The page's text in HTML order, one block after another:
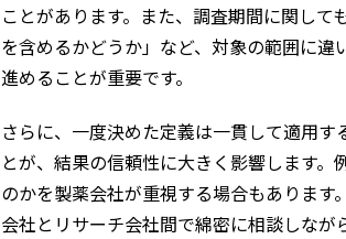
ことがあります。また、調査期間に関し
を含めるかどうか」など、対象の範囲に
進めることが重要です。
さらに、一度決めた定義は一貫して適用
とが、結果の信頼性に大きく影響します
のかを製薬会社が重視する場合もありま
会社とリサーチ会社間で綿密に相談しなが